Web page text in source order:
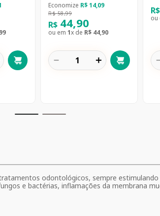
99
Economize R$14,09
R$ 58,99
R$ 44,90
ou em 1x de R$ 44,90
＋
－
R$
ou
odontológicos, sempre
e bactérias, inflamações da membrana